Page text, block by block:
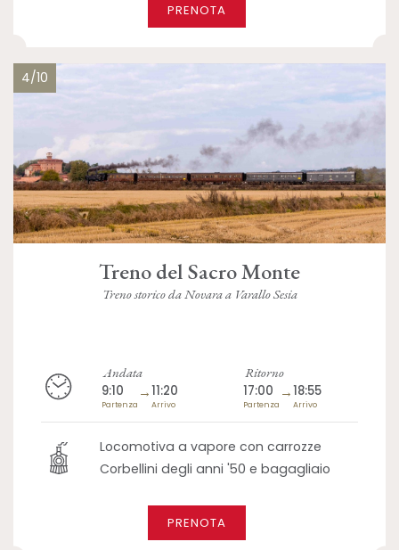
PRENOTA
4/10
Treno del Sacro Monte
Treno storico da Novara a Varallo Sesia
Andata
9:10
Partenza
→11:20
Arrivo
Ritorno
17:00
Partenza
→18:55
Arrivo
Locomotiva a vapore con carrozze
Corbellini degli anni '50 e bagagliaio
PRENOTA